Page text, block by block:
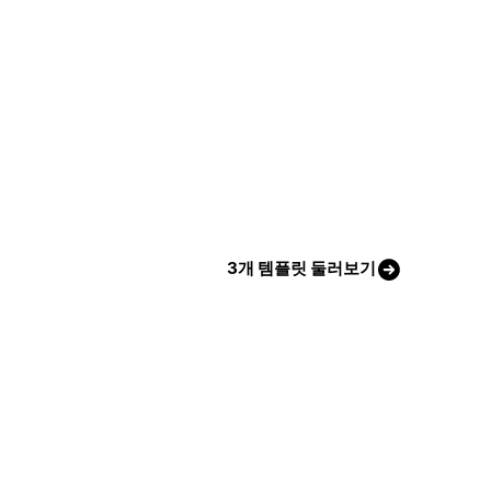
3개 템플릿 둘러보기